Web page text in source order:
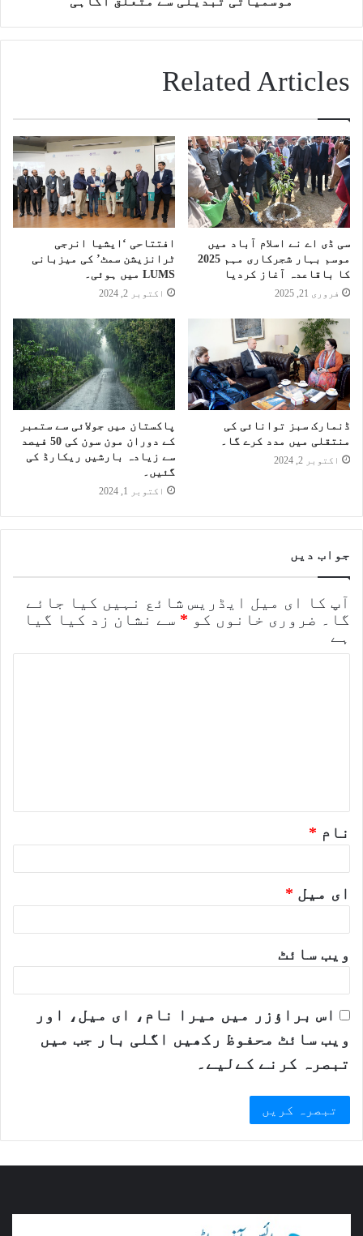
Related Articles
سی ڈی اے نے اسلام آباد میں
موسم بہار شجرکاری مہم 2025
کا باقاعدہ آغاز کردیا
فروری 21, 2025
افتتاحی ‘ایشیا انرجی
ٹرانزیشن سمٹ’ کی میزبانی
LUMS میں ہوئی۔
اکتوبر 2, 2024
ڈنمارک سبز توانائی کی
منتقلی میں مدد کرے گا۔
اکتوبر 2, 2024
پاکستان میں جولائی سے ستمبر
کے دوران مون سون کی 50 فیصد
سے زیادہ بارشیں ریکارڈ کی
گئیں۔
اکتوبر 1, 2024
جواب دیں
آپ کا ای میل ایڈریس شائع نہیں کیا جائے
گا۔
ضروری خانوں کو * سے نشان زد کیا گیا
ہے
نام *
ای میل *
ویب‌ سائٹ
اس براؤزر میں میرا نام، ای میل، اور
ویب سائٹ محفوظ رکھیں اگلی بار جب میں
تبصرہ کرنے کےلیے۔